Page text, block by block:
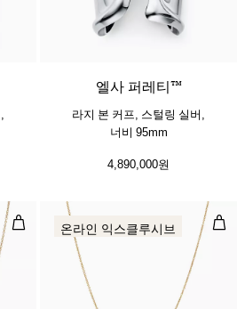
엘사 퍼레티™
라지 본 커프, 스털링 실버,
너비 95mm
4,890,000원
컬러 바이 더 야드 펜던트, 옐로우컬
온라인 익스클루시브